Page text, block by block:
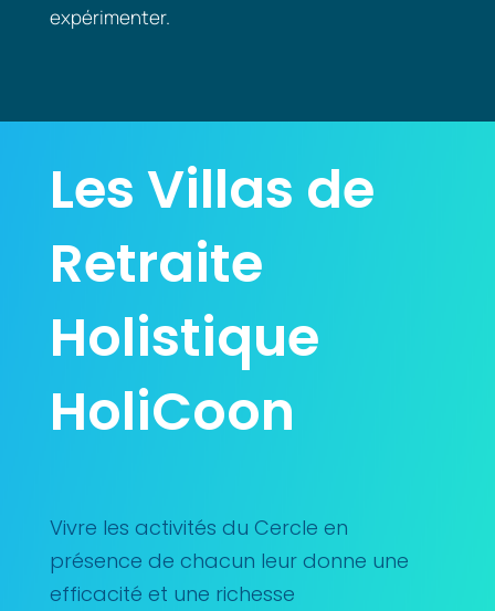
expérimenter.
Les Villas de
Retraite
Holistique
HoliCoon
Vivre les activités du Cercle en
présence de chacun leur donne une
efficacité et une richesse